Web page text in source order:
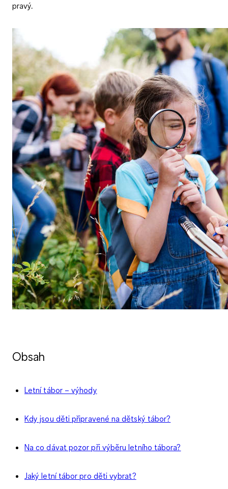
pravý.
Obsah
Letní tábor – výhody
Kdy jsou děti připravené na dětský tábor?
Na co dávat pozor při výběru letního tábora?
Jaký letní tábor pro děti vybrat?